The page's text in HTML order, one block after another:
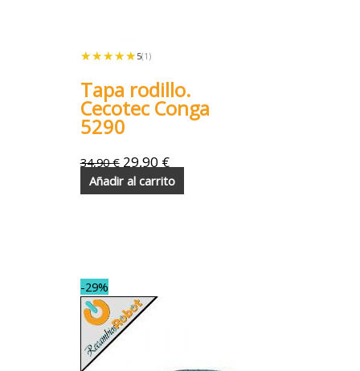
★★★★★
★★★★★ 5(1)
Tapa rodillo.
Cecotec Conga
5290
34,90€ 29,90 €
Añadir al carrito
-29%